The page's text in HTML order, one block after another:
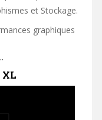
et Stockage.
graphiques
XL